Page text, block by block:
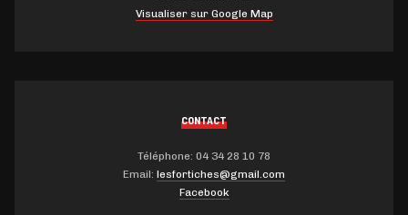
Visualiser sur Google Map
CONTACT
Téléphone: 04 34 28 10 78
Email: lesfortiches@gmail.com
Facebook